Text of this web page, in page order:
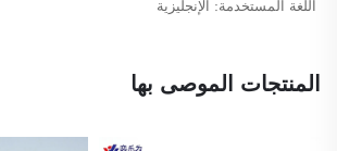
اللغة المستخدمة: الإنجليزية
المنتجات الموصى بها